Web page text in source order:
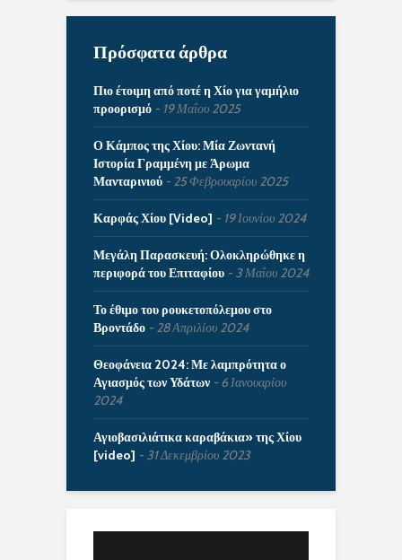
Πρόσφατα άρθρα
Πιο έτοιμη από ποτέ η Χίο για γαμήλιο
προορισμό
19 Μαΐου 2025
Ο Κάμπος της Χίου: Μία Ζωντανή
Ιστορία Γραμμένη με Άρωμα
Μανταρινιού
25 Φεβρουαρίου 2025
Καρφάς Χίου [Video] 19 Ιουνίου 2024
Μεγάλη Παρασκευή: Ολοκληρώθηκε η
περιφορά του Επιταφίου
3 Μαΐου 2024
Το έθιμο του ρουκετοπόλεμου στο
Βροντάδο
28 Απριλίου 2024
Θεοφάνεια 2024: Με λαμπρότητα ο
Αγιασμός των Υδάτων
6 Ιανουαρίου
2024
Αγιοβασιλιάτικα καραβάκια» της Χίου
[video]
31 Δεκεμβρίου 2023